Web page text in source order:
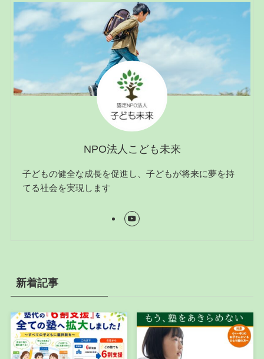
NPO法人こども未来
子どもの健全な成長を促進し、子どもが将来に夢を持
てる社会を実現します
新着記事